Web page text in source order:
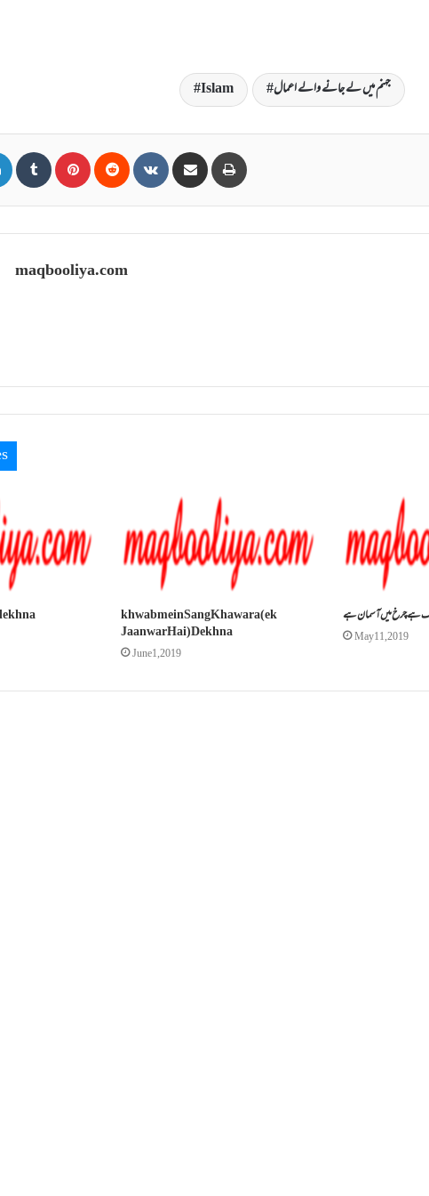
Islam جہنم میں لے جانے والے اعمال
maqbooliya.com
khwab mein Sang Khawara (ek
Jaanwar Hai) Dekhna
June 1, 2019
ہے چرخ میں آسمان ہے
May 11, 2019